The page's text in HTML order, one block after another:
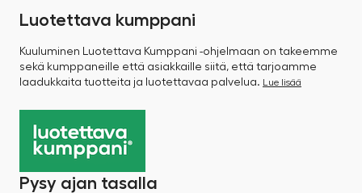
Luotettava kumppani
Kuuluminen Luotettava Kumppani -ohjelmaan on takeemme
sekä kumppaneille että asiakkaille siitä, että tarjoamme
laadukkaita tuotteita ja luotettavaa palvelua. Lue lisää
Pysy ajan tasalla